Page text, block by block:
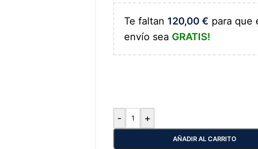
Te faltan 120,00€ para que
envío sea GRATIS!
- +
AÑADIR AL CARRITO